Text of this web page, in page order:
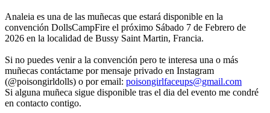
Analeia es una de las muñecas que estará disponible en la
convención DollsCampFire el próximo Sábado 7 de Febrero de
2026 en la localidad de Bussy Saint Martin, Francia.
Si no puedes venir a la convención pero te interesa una o más
muñecas contáctame por mensaje privado en Instagram
(@poisongirldolls) o por email: poisongirlfaceups@gmail.com
Si alguna muñeca sigue disponible tras el dia del evento me condré
en contacto contigo.